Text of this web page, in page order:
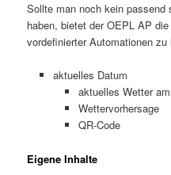
Sollte man noch kein passend
haben, bietet der OEPL AP
vordefinierter Automationen
aktuelles Datum
aktuelles Wetter
Wettervorhersage
QR-Code
Eigene Inhalte